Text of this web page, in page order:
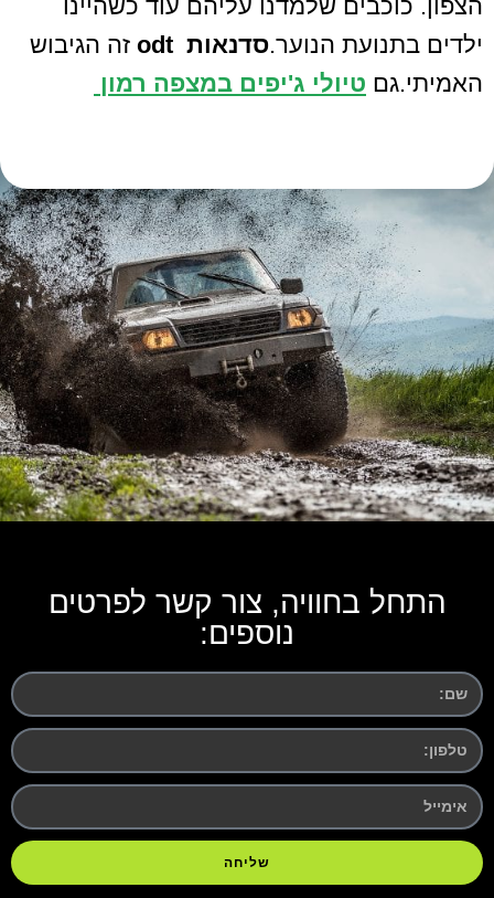
הצפון. כוכבים שלמדנו עליהם עוד כשהיינו
ילדים בתנועת הנוער.סדנאות odt
זה הגיבוש
האמיתי.גם טיולי ג'יפים במצפה רמון
התחל בחוויה, צור קשר לפרטים
נוספים:
שליחה